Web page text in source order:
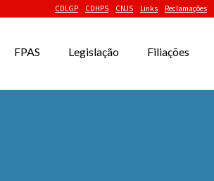
CDLGP CDHPS CNJS Links Reclamações
FPAS Legislação Filiações